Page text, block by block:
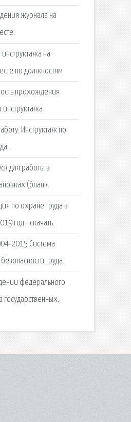
журнала на
инструктажа на
по должностям
прохождения
инструктажа
Инструктаж по
для работы в
(бланк.
по охране труда в
год - скачать.
2015 Система
труда.
федерального
государственных.